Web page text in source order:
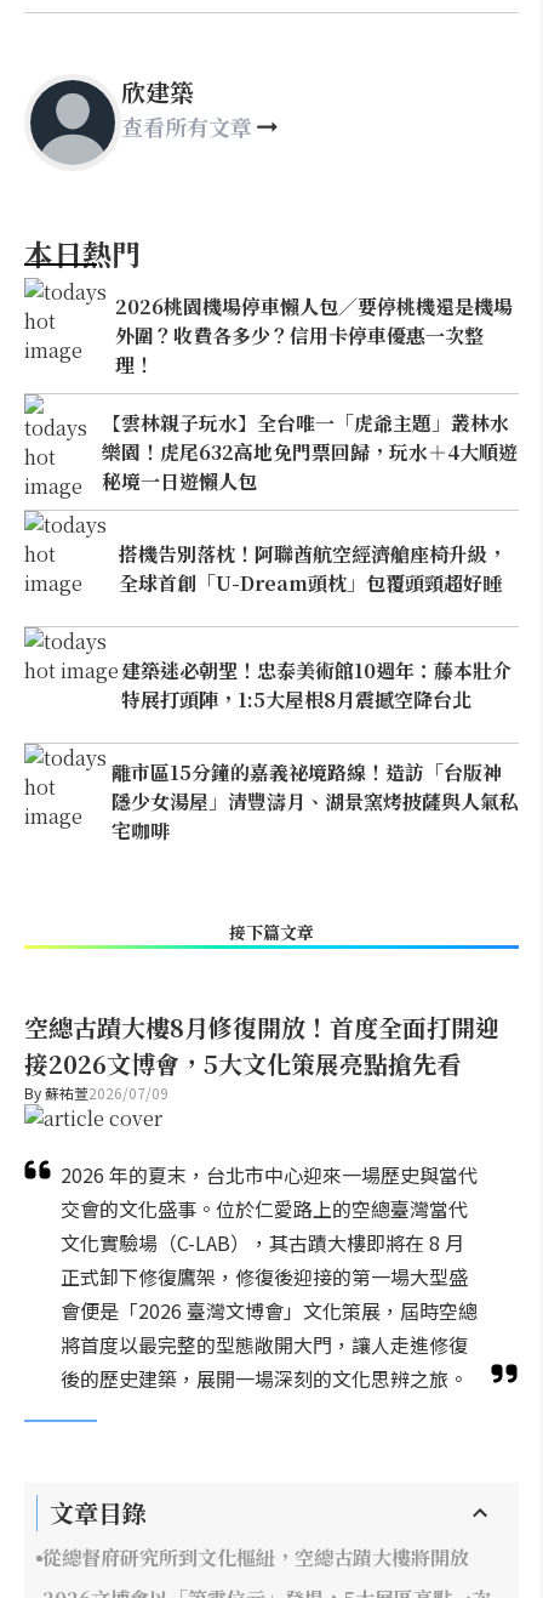
欣建築
查看所有文章
本日熱門
2026桃園機場停車懶人包／要停桃機還是機場
外圍？收費各多少？信用卡停車優惠一次整
理！
【雲林親子玩水】全台唯一「虎爺主題」叢林水
樂園！虎尾632高地免門票回歸，玩水＋4大順遊
秘境一日遊懶人包
搭機告別落枕！阿聯酋航空經濟艙座椅升級，
全球首創「U-Dream頭枕」包覆頭頸超好睡
建築迷必朝聖！忠泰美術館10週年：藤本壯介
特展打頭陣，1:5大屋根8月震撼空降台北
離市區15分鐘的嘉義祕境路線！造訪「台版神
隱少女湯屋」清豐濤月、湖景窯烤披薩與人氣私
宅咖啡
接下篇文章
空總古蹟大樓8月修復開放！首度全面打開迎
接2026文博會，5大文化策展亮點搶先看
By蘇祐萱2026/07/09
2026 年的夏末，台北市中心迎來一場歷史與當代
交會的文化盛事。位於仁愛路上的空總臺灣當代
文化實驗場（C-LAB），其古蹟大樓即將在 8 月
正式卸下修復鷹架，修復後迎接的第一場大型盛
會便是「2026 臺灣文博會」文化策展，屆時空總
將首度以最完整的型態敞開大門，讓人走進修復
後的歷史建築，展開一場深刻的文化思辨之旅。
文章目錄
從總督府研究所到文化樞紐，空總古蹟大樓將開放